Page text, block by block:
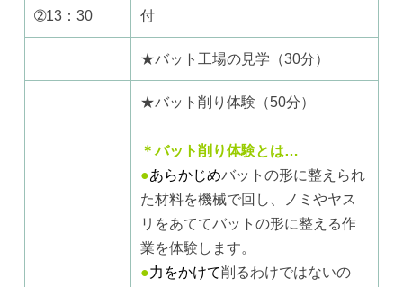
➁13：30
付
★バット工場の見学（30分）
★バット削り体験（50分）
＊バット削り体験とは…
●あらかじめバットの形に整えられ
た材料を機械で回し、ノミやヤス
リをあててバットの形に整える作
業を体験します。
●力をかけて削るわけではないの